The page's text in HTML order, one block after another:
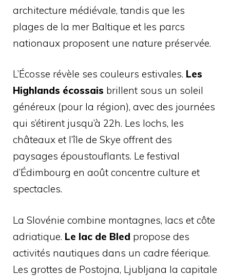
architecture médiévale, tandis que les
plages de la mer Baltique et les parcs
nationaux proposent une nature préservée.
L’Écosse révèle ses couleurs estivales. Les
Highlands écossais brillent sous un soleil
généreux (pour la région), avec des journées
qui s’étirent jusqu’à 22h. Les lochs, les
châteaux et l’île de Skye offrent des
paysages époustouflants. Le festival
d’Édimbourg en août concentre culture et
spectacles.
La Slovénie combine montagnes, lacs et côte
adriatique. Le lac de Bled propose des
activités nautiques dans un cadre féerique.
Les grottes de Postojna, Ljubljana la capitale